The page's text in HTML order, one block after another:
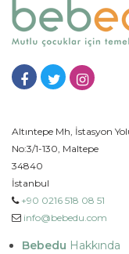
Altıntepe Mh, İstasyon
No:3/1-130, Maltepe
34840
İstanbul
+90 0216 518 08 51
info@bebedu.com
Bebedu Hakkında